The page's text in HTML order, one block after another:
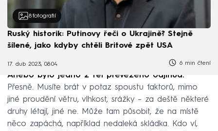
8 fotografií
Ruský historik: Putinovy řeči o Ukrajině? Stejně
šílené, jako kdyby chtěli Britové zpět USA
17. dub 2023, 08:04 6 min čtení
Anebo bylo jedno z těl převezeno odjinud.
Přesně. Musíte brát v potaz spoustu faktorů, mimo
jiné proudění větru, vlhkost, srážky – za deště některé
druhy létají, jiné ne. Může tam působit, že na místě
něco zapáchá, například nedaleká skládka. Kdo ví,